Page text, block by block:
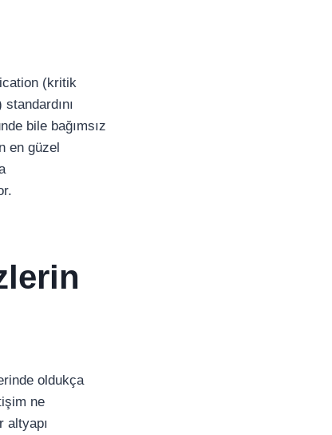
(kritik
bile bağımsız
en güzel
oldukça
ne